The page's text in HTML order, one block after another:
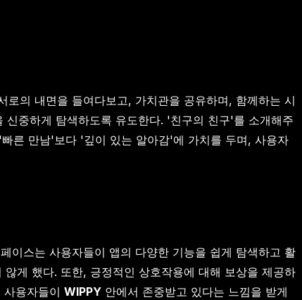
의 내면을 들여다보고, 가치관을 공유하며, 함께하는 시
중하게 탐색하도록 유도한다. '친구의 친구'를 소개해주
른 만남'보다 '깊이 있는 알아감'에 가치를 두며, 사용자
이스는 사용자들이 앱의 다양한 기능을 쉽게 탐색하고 활
게 했다. 또한, 긍정적인 상호작용에 대해 보상을 제공하
용자들이 WIPPY 안에서 존중받고 있다는 느낌을 받게